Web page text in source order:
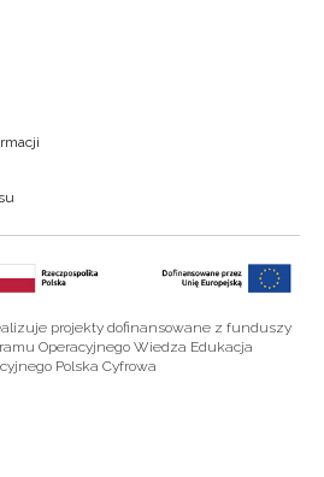
projekty dofinansowane z funduszy
Operacyjnego Wiedza Edukacja
Polska Cyfrowa